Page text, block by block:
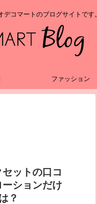
コマートのブログサイトです。
ファッション
ットの口コ
ションだけ
？